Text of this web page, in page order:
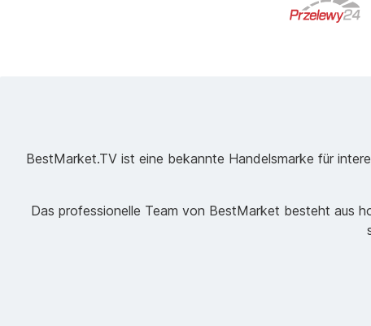
BestMarket.TV ist eine bekannte Handelsmarke für
Das professionelle Team von BestMarket besteht aus